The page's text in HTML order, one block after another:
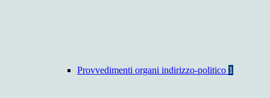
Provvedimenti organi indirizzo-politico 1